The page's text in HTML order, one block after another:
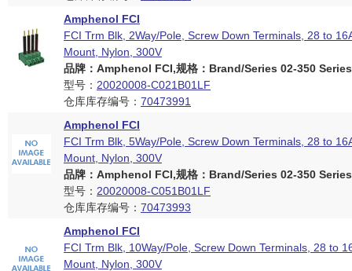
Amphenol FCI
FCI Trm Blk, 2Way/Pole, Screw Down Terminals, 28 to
Mount, Nylon, 300V
品牌：Amphenol FCI,规格：Brand/Series 02-350
型号： 20020008-C021B01LF
仓库库存编号： 70473991
Amphenol FCI
FCI Trm Blk, 5Way/Pole, Screw Down Terminals, 28 to
Mount, Nylon, 300V
品牌：Amphenol FCI,规格：Brand/Series 02-350
型号： 20020008-C051B01LF
仓库库存编号： 70473993
Amphenol FCI
FCI Trm Blk, 10Way/Pole, Screw Down Terminals, 28 to
Mount, Nylon, 300V